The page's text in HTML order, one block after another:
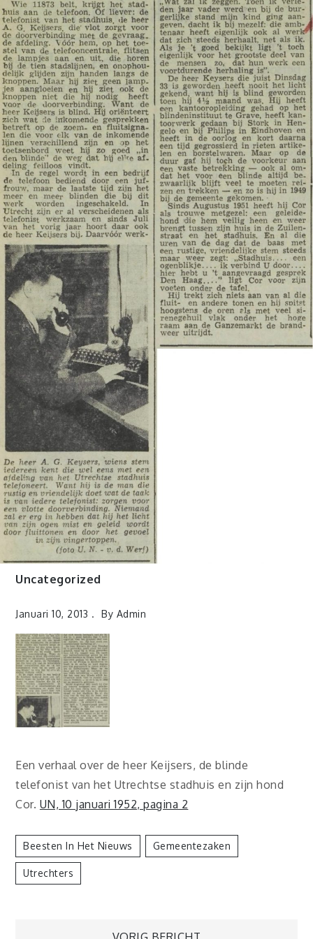
Uncategorized
Januari 10, 2013 By Admin
Een verhaal over de heer Keijsers, de blinde
telefonist van het Utrechtse stadhuis en zijn hond
Cor. UN, 10 januari 1952, pagina 2
Beesten In Het Nieuws Gemeentezaken
Utrechters